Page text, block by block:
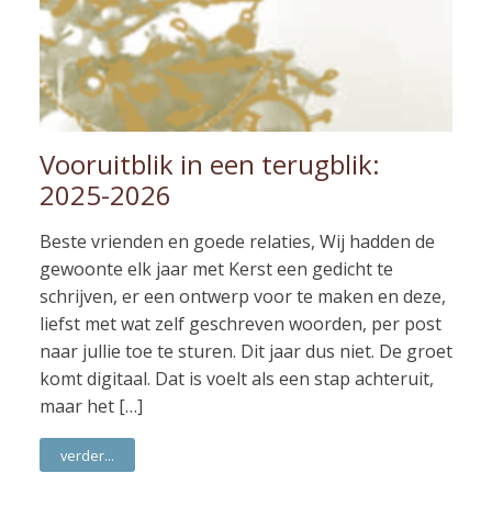
Vooruitblik in een terugblik:
2025-2026
Beste vrienden en goede relaties, Wij hadden de
gewoonte elk jaar met Kerst een gedicht te
schrijven, er een ontwerp voor te maken en deze,
liefst met wat zelf geschreven woorden, per post
naar jullie toe te sturen. Dit jaar dus niet. De groet
komt digitaal. Dat is voelt als een stap achteruit,
maar het […]
verder...